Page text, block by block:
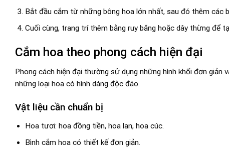
Bắt đầu cắm từ những bông hoa lớn nhất, sau đó thêm các
Cuối cùng, trang trí thêm bằng ruy băng hoặc dây thừng để
Cắm hoa theo phong cách hiện đại
Phong cách hiện đại thường sử dụng những hình khối đơn
những loại hoa có hình dáng độc đáo.
Vật liệu cần chuẩn bị
Hoa tươi: hoa đồng tiền, hoa lan, hoa cúc.
Bình cắm hoa có thiết kế đơn giản.